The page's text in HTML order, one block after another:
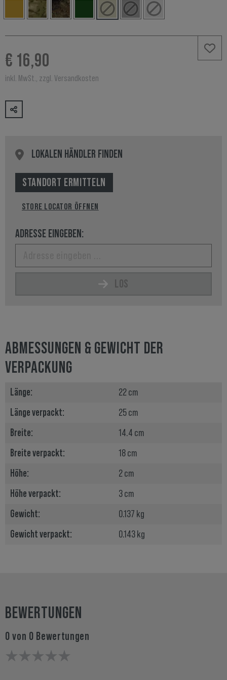
€ 16,90
inkl. MwSt., zzgl. Versandkosten
LOKALEN HÄNDLER FINDEN
STANDORT ERMITTELN
STORE LOCATOR ÖFFNEN
ADRESSE EINGEBEN:
LOS
ABMESSUNGEN & GEWICHT DER
VERPACKUNG
Länge:
22 cm
Länge verpackt:
25 cm
Breite:
14.4 cm
Breite verpackt:
18 cm
Höhe:
2 cm
Höhe verpackt:
3 cm
Gewicht:
0.137 kg
Gewicht verpackt:
0.143 kg
BEWERTUNGEN
0 von 0 Bewertungen